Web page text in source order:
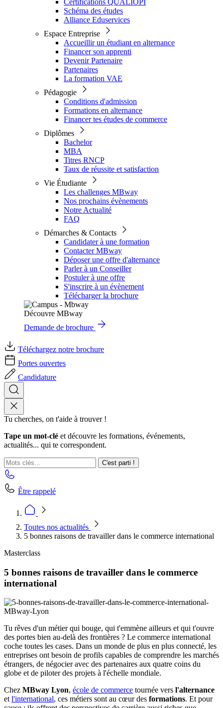
Certifications QUALIOPI
Schéma des études
Alliance Eduservices
Espace Entreprise
Accueillir un étudiant en alternance
Financer son apprenti
Devenir Partenaire
Partenaires
La formation VAE
Pédagogie
Conditions d'admission
Formations en alternance
Financer tes études de commerce
Diplômes
Bachelor
MBA
Titres RNCP
Taux de réussite et satisfaction
Vie Étudiante
Les challenges MBway
Nos prochains évènements
Notre Actualité
FAQ
Démarches & Contacts
Candidater à une formation
Contacter MBway
Déposer une offre d'alternance
Parler à un Conseiller
Postuler à une offre
S'inscrire à un évènement
Télécharger la brochure
Découvre MBway
Demande de brochure
Téléchargez notre brochure
Portes ouvertes
Candidature
Tu cherches, on t'aide à trouver !
Tape un mot-clé et découvre les formations, événements,
actualités... qui te correspondent.
C'est parti !
Être rappelé
Toutes nos actualités
5 bonnes raisons de travailler dans le commerce international
Masterclass
5 bonnes raisons de travailler dans le commerce
international
Tu rêves d'un métier qui bouge, qui t'emmène ailleurs et qui t'ouvre
des portes bien au-delà des frontières ? Le commerce international
coche toutes les cases. Dans un monde de plus en plus connecté, les
entreprises ont besoin de profils capables de comprendre les marchés
étrangers, de négocier avec des partenaires aux quatre coins du
globe et de piloter des projets à l'échelle mondiale.
Chez MBway Lyon, école de commerce tournée vers l'alternance
etl'international, ces métiers sont au cœur des formations. Et pour